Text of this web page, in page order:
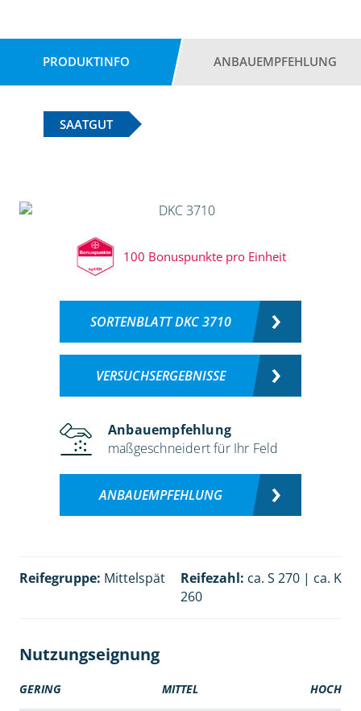
PRODUKTINFO ANBAUEMPFEHLUNG
SAATGUT
100 Bonuspunkte pro Einheit
SORTENBLATT DKC 3710
VERSUCHSERGEBNISSE
Anbauempfehlung
maßgeschneidert für Ihr Feld
ANBAUEMPFEHLUNG
Reifegruppe: Mittelspät Reifezahl: ca. S 270 | ca. K
260
Nutzungseignung
GERING MITTEL HOCH